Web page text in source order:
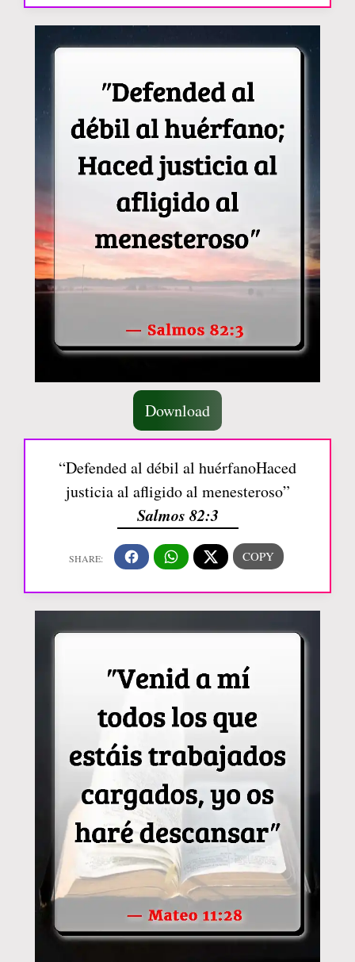
Download
“Defended al débil al huérfanoHaced
justicia al afligido al menesteroso”
Salmos 82:3